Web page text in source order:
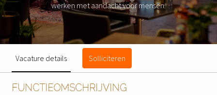
werken met aandacht voor mensen.
Vacature details Solliciteren
FUNCTIEOMSCHRIJVING